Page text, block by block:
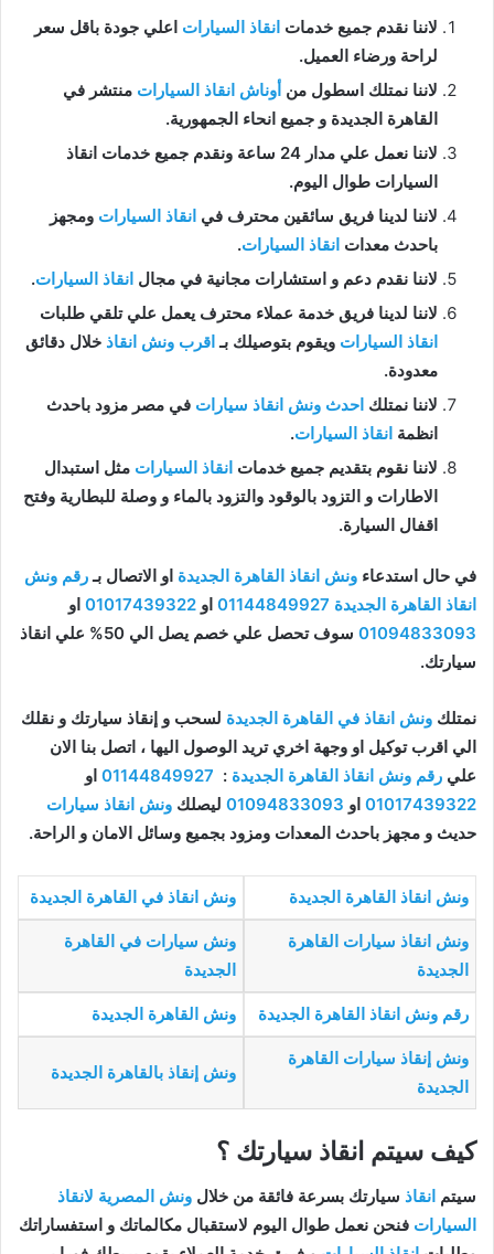
لاننا نقدم جميع خدمات انقاذ السيارات اعلي جودة باقل سعر
لراحة ورضاء العميل.
لاننا نمتلك اسطول من أوناش انقاذ السيارات منتشر في
القاهرة الجديدة و جميع انحاء الجمهورية.
لاننا نعمل علي مدار 24 ساعة ونقدم جميع خدمات انقاذ
السيارات طوال اليوم.
لاننا لدينا فريق سائقين محترف في انقاذ السيارات ومجهز
باحدث معدات انقاذ السيارات.
لاننا نقدم دعم و استشارات مجانية في مجال انقاذ السيارات.
لاننا لدينا فريق خدمة عملاء محترف يعمل علي تلقي طلبات
انقاذ السيارات ويقوم بتوصيلك بـاقرب ونش انقاذ خلال دقائق
معدودة.
لاننا نمتلك احدث ونش انقاذ سيارات في مصر مزود باحدث
انظمة انقاذ السيارات.
لاننا نقوم بتقديم جميع خدمات انقاذ السيارات مثل استبدال
الاطارات و التزود بالوقود والتزود بالماء و وصلة للبطارية وفتح
اقفال السيارة.
في حال استدعاء ونش انقاذ القاهرة الجديدة او الاتصال بـرقم ونش
انقاذ القاهرة الجديدة 01144849927 او 01017439322 او
01094833093
سوف تحصل علي خصم يصل الي 50% علي انقاذ
سيارتك.
نمتلك ونش انقاذ في القاهرة الجديدة لسحب و إنقاذ سيارتك و نقلك
الي اقرب توكيل او وجهة اخري تريد الوصول اليها ، اتصل بنا الان
علي رقم ونش انقاذ القاهرة الجديدة :
01144849927 او
01017439322 او 01094833093 ليصلك ونش انقاذ سيارات
حديث و مجهز باحدث المعدات ومزود بجميع وسائل الامان و الراحة.
ونش انقاذ القاهرة الجديدة ونش انقاذ في القاهرة الجديدة
ونش انقاذ سيارات القاهرة
الجديدة
ونش سيارات في القاهرة
الجديدة
رقم ونش انقاذ القاهرة الجديدة ونش القاهرة الجديدة
ونش إنقاذ سيارات القاهرة
الجديدة
ونش إنقاذ بالقاهرة الجديدة
كيف سيتم انقاذ سيارتك ؟
سيتم انقاذ سيارتك بسرعة فائقة من خلال ونش المصرية لانقاذ
السيارات فنحن نعمل طوال اليوم لاستقبال مكالماتك و استفساراتك